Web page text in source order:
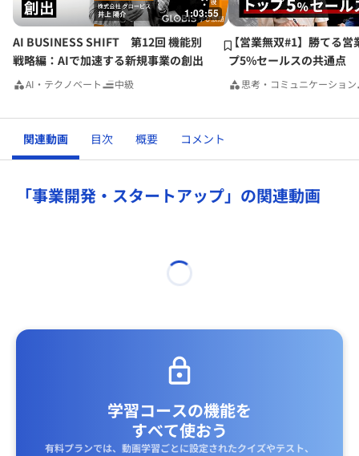
1:03:55
AI BUSINESS SHIFT 第12回 機能別
戦略編：AIで加速する新規事業の創出
AI・テクノベート 中級
【営業無双#1】勝てる営
プ5%セールスの共通点
思考・コミュニケーション
関連動画 目次 概要 コメント
「事業開発・スタートアップ」の関連動画
学習コースの機能を
すべて使おう
有料プランでは、動画学習ごとに設定されたクイズやテスト、